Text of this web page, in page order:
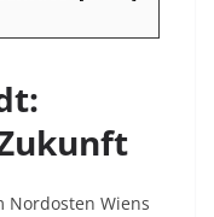
Nordosten Wiens